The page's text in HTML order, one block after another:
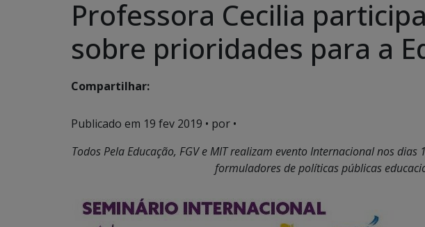
Professora Cecilia
sobre prioridades para a
Compartilhar:
Publicado em 19 fev 2019 • por •
Todos Pela Educação, FGV e MIT realizam evento Internacional nos
formuladores de políticas públicas